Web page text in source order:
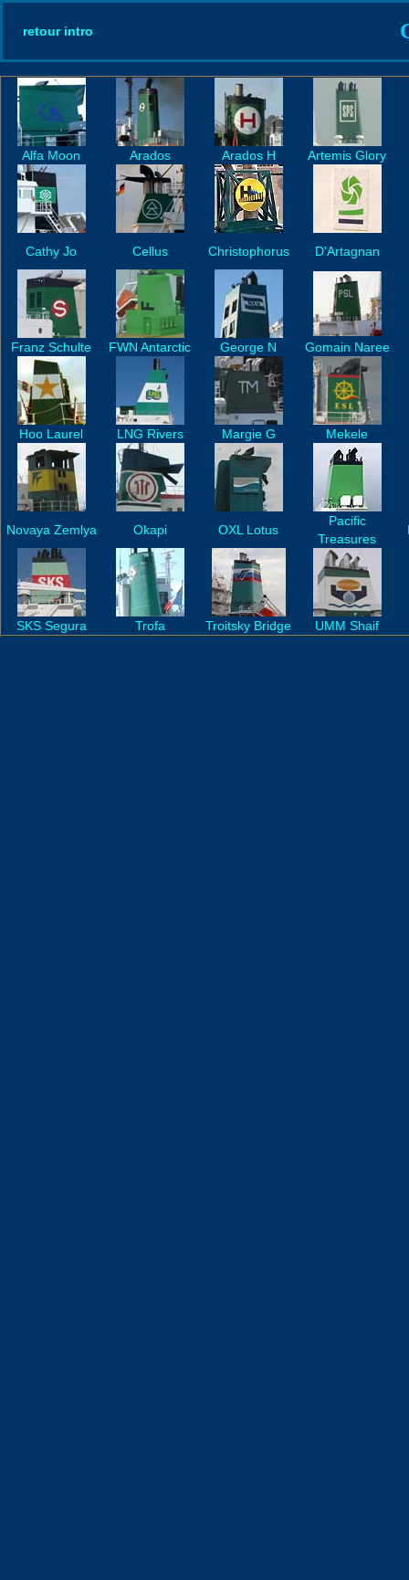
retour intro
Alfa Moon Arados Arados H Artemis Glory
Cathy Jo Cellus Christophorus D'Artagnan
Franz Schulte FWN Antarctic George N Gomain Naree
Hoo Laurel LNG Rivers Margie G Mekele
Novaya Zemlya Okapi OXL Lotus
Pacific
Treasures
SKS Segura Trofa Troitsky Bridge UMM Shaif